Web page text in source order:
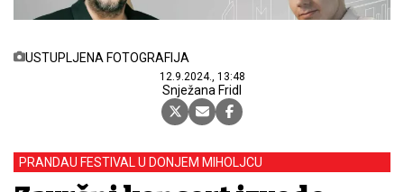
USTUPLJENA FOTOGRAFIJA
12.9.2024., 13:48
Snježana Fridl
PRANDAU FESTIVAL U DONJEM MIHOLJCU